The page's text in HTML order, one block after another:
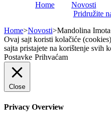
Home Novosti
Pridružite
Home>Novosti>Mandolina
Ovaj sajt koristi kolačiće
sajta pristajete na korištenje svih
Postavke Prihvaćam
Close
Privacy Overview